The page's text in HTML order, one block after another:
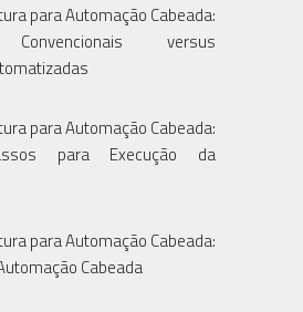
para Automação Cabeada:
Convencionais versus
para Automação Cabeada:
para Execução da
para Automação Cabeada:
Cabeada